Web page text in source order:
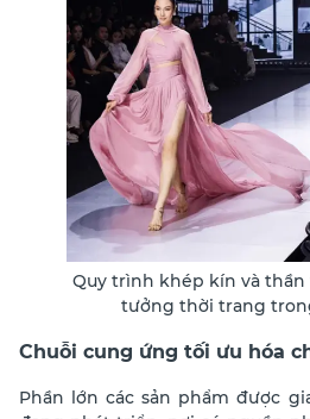
Quy trình khép kín và
tưởng thời trang
Chuỗi cung ứng tối ưu hóa
Phần lớn các sản phẩm được